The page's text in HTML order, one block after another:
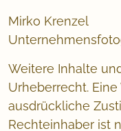
Mirko Krenzel
Weitere Inhalte
Urheberrecht.
ausdrückliche
Rechteinhaber ist